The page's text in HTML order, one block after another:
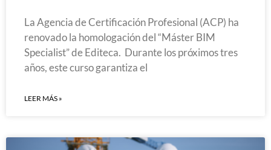
La Agencia de Certificación Profesional (ACP) ha
renovado la homologación del “Máster BIM
Specialist” de Editeca. Durante los próximos tres
años, este curso garantiza el
LEER MÁS »